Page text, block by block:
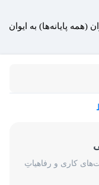
(همه پایانه‌ها) به ایوان
کاری و رفاهیاتِ